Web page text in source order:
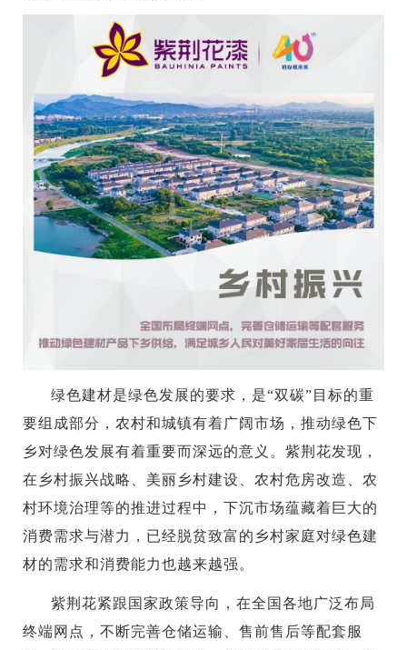
绿色建材是绿色发展的要求，是“双碳”目标的重
要组成部分，农村和城镇有着广阔市场，推动绿色下
乡对绿色发展有着重要而深远的意义。紫荆花发现，
在乡村振兴战略、美丽乡村建设、农村危房改造、农
村环境治理等的推进过程中，下沉市场蕴藏着巨大的
消费需求与潜力，已经脱贫致富的乡村家庭对绿色建
材的需求和消费能力也越来越强。
紫荆花紧跟国家政策导向，在全国各地广泛布局
终端网点，不断完善仓储运输、售前售后等配套服